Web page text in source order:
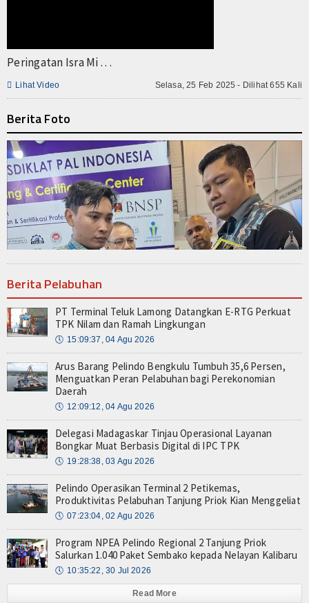
Peringatan Isra Mi . . .
Selasa, 25 Feb 2025 - Dilihat 655 Kali
 Lihat Video
Berita Foto
Berita Pelabuhan
PT Terminal Teluk Lamong Datangkan E-RTG Perkuat
TPK Nilam dan Ramah Lingkungan
🕔 15:09:37, 04 Agu 2026
Arus Barang Pelindo Bengkulu Tumbuh 35,6 Persen,
Menguatkan Peran Pelabuhan bagi Perekonomian
Daerah
🕔 12:09:12, 04 Agu 2026
Delegasi Madagaskar Tinjau Operasional Layanan
Bongkar Muat Berbasis Digital di IPC TPK
🕔 19:28:38, 03 Agu 2026
Pelindo Operasikan Terminal 2 Petikemas,
Produktivitas Pelabuhan Tanjung Priok Kian Menggeliat
🕔 07:23:04, 02 Agu 2026
Program NPEA Pelindo Regional 2 Tanjung Priok
Salurkan 1.040 Paket Sembako kepada Nelayan Kalibaru
🕔 10:35:22, 30 Jul 2026
Read More